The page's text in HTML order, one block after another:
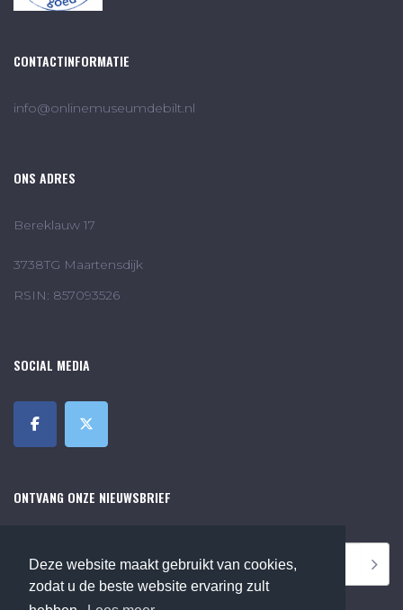
Deze website maakt gebruikt van cookies,
zodat u de beste website ervaring zult
CONTACTINFORMATIE
info@onlinemuseumdebilt.nl
ONS ADRES
Bereklauw 17
3738TG Maartensdijk
RSIN: 857093526
SOCIAL MEDIA
ONTVANG ONZE NIEUWSBRIEF